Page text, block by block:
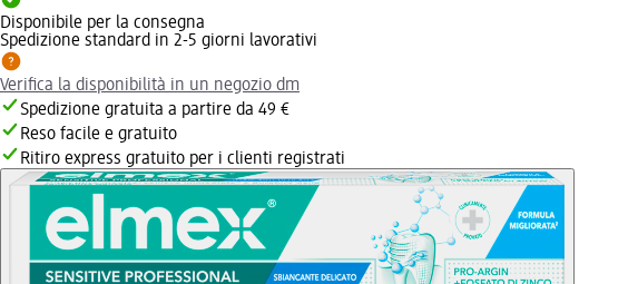
Disponibile per la consegna
Spedizione standard in 2-5 giorni lavorativi
Verifica la disponibilità in un negozio dm
Spedizione gratuita a partire da 49 €
Reso facile e gratuito
Ritiro express gratuito per i clienti registrati